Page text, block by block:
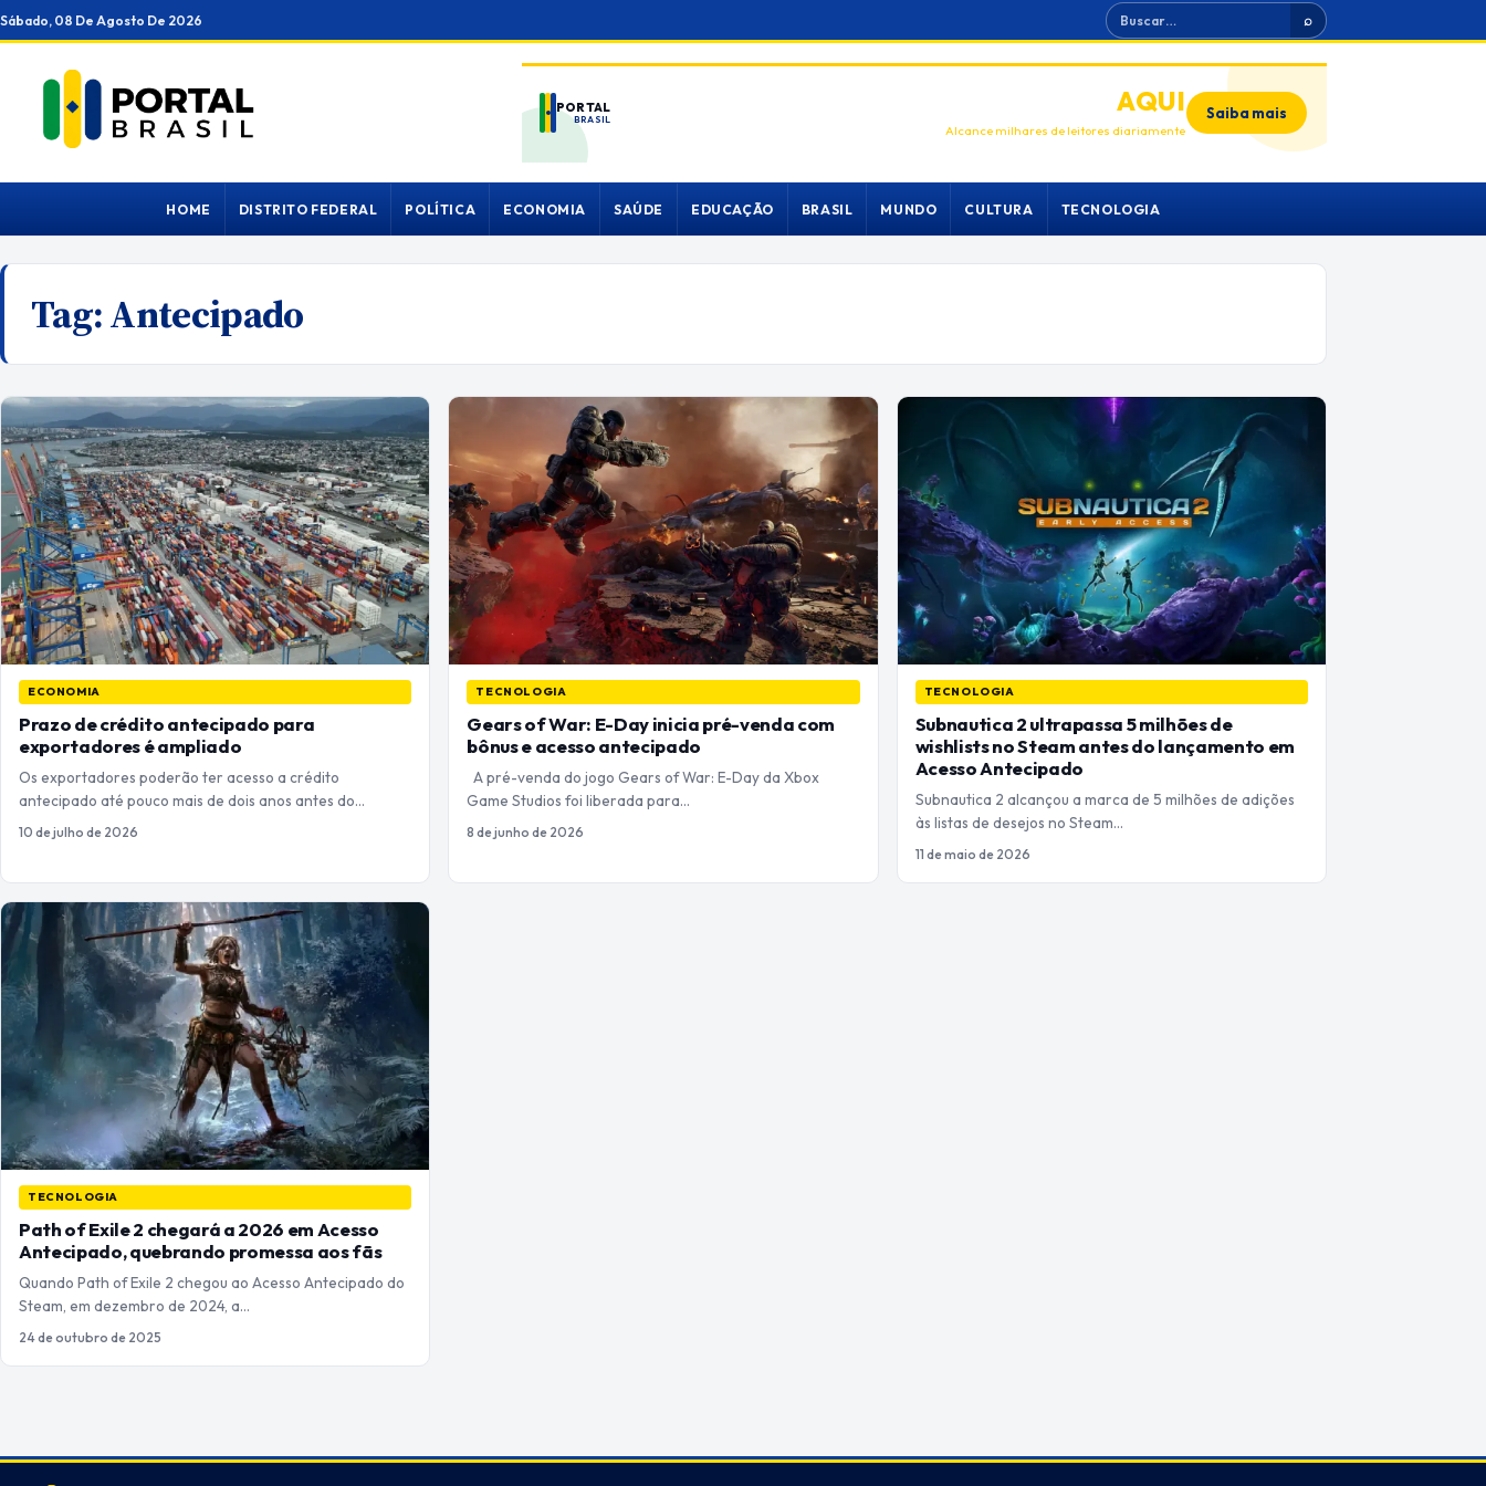
Ir
para
conteúdo
Sábado, 08 De Agosto De 2026 Buscar ⌕
PORTAL
BRASIL
ANUNCIEAQUI
Alcance milhares de leitores diariamente
Saiba mais
HOME DISTRITO FEDERAL POLÍTICA ECONOMIA SAÚDE EDUCAÇÃO BRASIL MUNDO CULTURA TECNOLOGIA
Tag:Antecipado
ECONOMIA
Prazo de crédito antecipado para
exportadores é ampliado
Os exportadores poderão ter acesso a crédito
antecipado até pouco mais de dois anos antes do…
10 de julho de 2026
TECNOLOGIA
Gears of War: E-Day inicia pré-venda com
bônus e acesso antecipado
A pré-venda do jogo Gears of War: E-Day da Xbox
Game Studios foi liberada para…
8 de junho de 2026
TECNOLOGIA
Subnautica 2 ultrapassa 5 milhões de
wishlists no Steam antes do lançamento em
Acesso Antecipado
Subnautica 2 alcançou a marca de 5 milhões de adições
às listas de desejos no Steam…
11 de maio de 2026
TECNOLOGIA
Path of Exile 2 chegará a 2026 em Acesso
Antecipado, quebrando promessa aos fãs
Quando Path of Exile 2 chegou ao Acesso Antecipado do
Steam, em dezembro de 2024, a…
24 de outubro de 2025